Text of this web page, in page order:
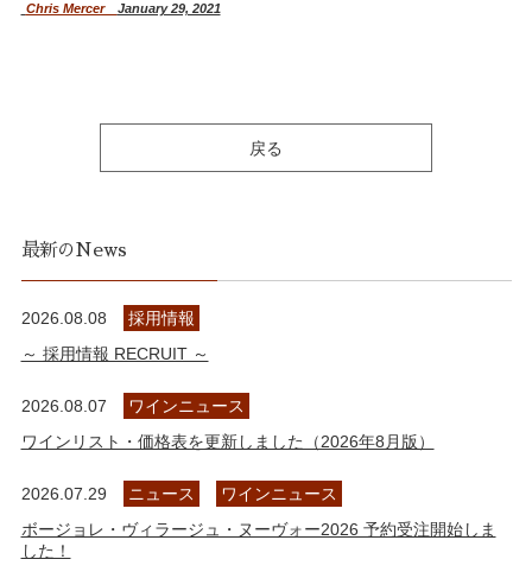
Chris Mercer January 29, 2021
戻る
最新のNews
2026.08.08
採用情報
～ 採用情報 RECRUIT ～
2026.08.07
ワインニュース
ワインリスト・価格表を更新しました（2026年8月版）
2026.07.29 ニュース
ワインニュース
ボージョレ・ヴィラージュ・ヌーヴォー2026 予約受注開始しま
した！